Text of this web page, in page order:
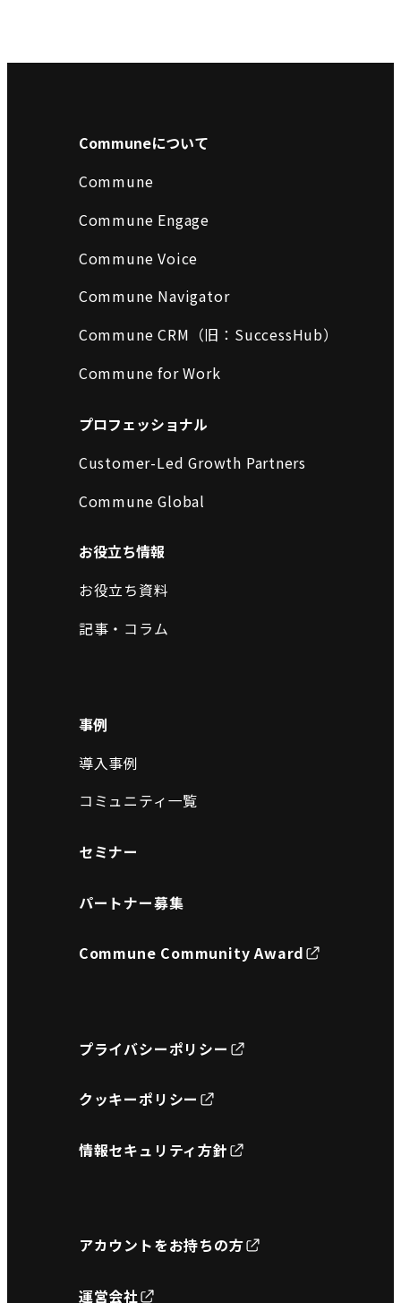
Communeについて
Commune
Commune Engage
Commune Voice
Commune Navigator
Commune CRM（旧：SuccessHub）
Commune for Work
プロフェッショナル
Customer-Led Growth Partners
Commune Global
お役立ち情報
お役立ち資料
記事・コラム
事例
導入事例
コミュニティ一覧
セミナー
パートナー募集
Commune Community Award
プライバシーポリシー
クッキーポリシー
情報セキュリティ方針
アカウントをお持ちの方
運営会社